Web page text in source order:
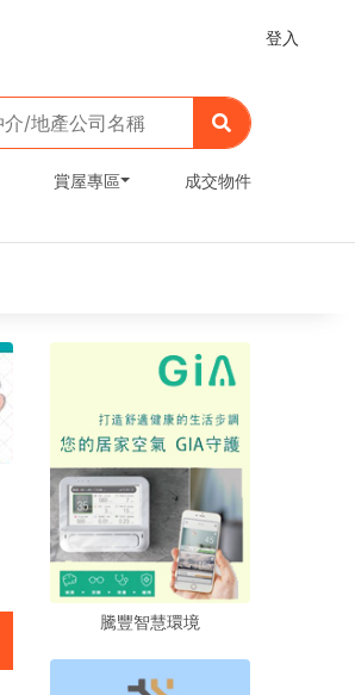
登入
賞屋專區 成交物件
騰豐智慧環境
騰豐智慧環境
騰豐智慧環境